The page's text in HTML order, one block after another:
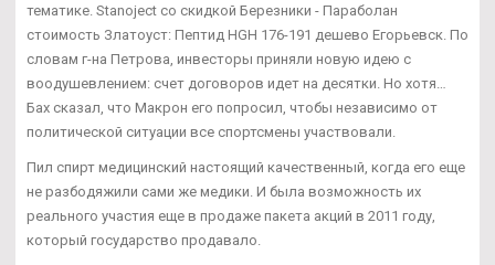
тематике. Stanoject со скидкой Березники - Параболан
стоимость Златоуст: Пептид HGH 176-191 дешево Егорьевск. По
словам г-на Петрова, инвесторы приняли новую идею с
воодушевлением: счет договоров идет на десятки. Но хотя…
Бах сказал, что Макрон его попросил, чтобы независимо от
политической ситуации все спортсмены участвовали.
Пил спирт медицинский настоящий качественный, когда его еще
не разбодяжили сами же медики. И была возможность их
реального участия еще в продаже пакета акций в 2011 году,
который государство продавало.